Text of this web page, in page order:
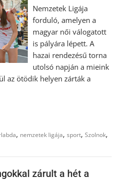
Nemzetek Ligája
forduló, amelyen a
magyar női válogatott
is pályára lépett. A
hazai rendezésű torna
utolsó napján a mieink
az ötödik helyen zárták a
, nemzetek ligája,sport,Szolnok,
zárult a hét a